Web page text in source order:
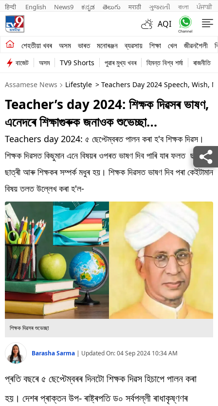
हिन्दी English News9 ಕನ್ನಡ తెలుగు मराठी ગુજરાતી বাংলা ਪੰਜਾਬੀ
AQI
শেহতীয়া খবৰ অসম ভাৰত মনোৰঞ্জন ব্যৱসায় শিক্ষা খেল জীৱনশৈলী
শেহতীয়া খবৰ
অসম
ভাৰত
মনোৰঞ্জন
শিক্ষা
খেল
জীৱনশৈলী
বিশ্ব
প্ৰযুক্তি
Videos
বাজেট অসম TV9 Shorts পুৱাৰ মুখ্য খবৰ হিমন্ত বিশ্ব শৰ্মা ৰাজনীতি
Assamese News Lifestyle > Teachers Day 2024 Speech, Wish,
Teacher’s day 2024: শিক্ষক দিৱসৰ ভাষণ,
এনেদৰে শিক্ষাগুৰুক জনাওক শুভেচ্ছা…
Teachers day 2024: ৫ ছেপ্টেম্বৰত পালন কৰা হ'ব শিক্ষক দিৱস।
শিক্ষক দিৱসত কিছুমান এনে বিষয়ৰ ওপৰত ভাষণ দিব পাৰি যাৰ ফলত ছাত্ৰ-
ছাত্ৰী আৰু শিক্ষকৰ সম্পৰ্ক মধুৰ হয়। শিক্ষক দিৱসত ভাষণ দিব পৰা কেইটামান
বিষয় তলত উল্লেখ কৰা হ'ল-
শিক্ষক দিৱসৰ শুভেচ্ছা
Barasha Sarma | Updated On:04 Sep 2024 10:34 AM
প্ৰতি বছৰে ৫ ছেপ্টেম্বৰৰ দিনটো শিক্ষক দিৱস হিচাপে পালন কৰা
হয়। দেশৰ প্ৰাক্তন উপ- ৰাষ্ট্ৰপতি ড০ সৰ্বপল্লী ৰাধাকৃষ্ণণৰ